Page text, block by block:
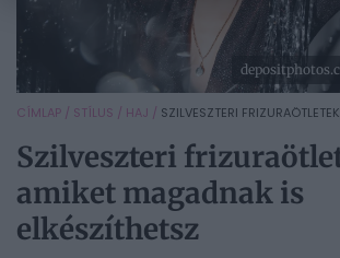
CÍMLAP / STÍLUS / HAJ / SZILVESZTERI
Szilveszteri
amiket magadnak is
elkészíthetsz